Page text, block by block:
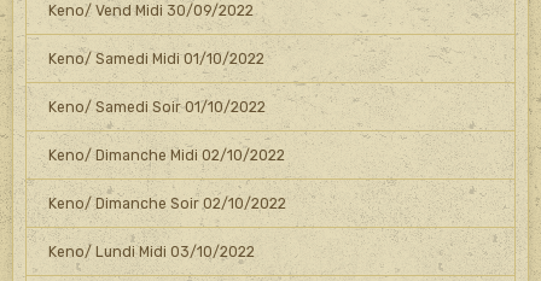
Keno/ Vend Midi 30/09/2022
Keno/ Samedi Midi 01/10/2022
Keno/ Samedi Soir 01/10/2022
Keno/ Dimanche Midi 02/10/2022
Keno/ Dimanche Soir 02/10/2022
Keno/ Lundi Midi 03/10/2022